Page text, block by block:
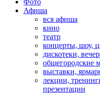
Фото
Афиша
вся афиша
кино
театр
концерты, шоу,
дискотеки,
общегородские
выставки,
лекции,
презентации